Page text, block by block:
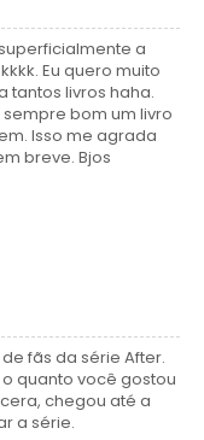
a
Eu quero muito
tantos livros haha.
sempre bom um livro
Isso me agrada
breve. Bjos
de fãs da série After.
quanto você gostou
chegou até a
a série.